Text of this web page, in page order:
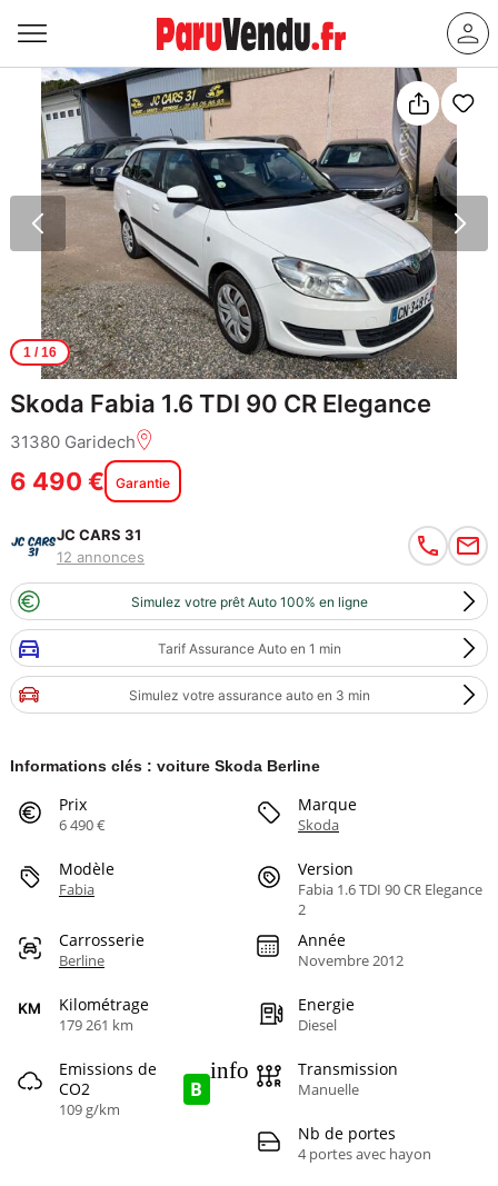
1/ 16
Skoda Fabia 1.6 TDI 90 CR Elegance
31380 Garidech
6 490 € Garantie
JC CARS 31
12 annonces
Simulez votre prêt Auto 100% en ligne
Tarif Assurance Auto en 1 min
Simulez votre assurance auto en 3 min
Informations clés : voiture Skoda Berline
Prix
6 490 €
Marque
Skoda
Modèle
Fabia
Version
Fabia 1.6 TDI 90 CR Elegance
2
Carrosserie
Berline
Année
Novembre 2012
Kilométrage
179 261 km
Energie
Diesel
Emissions de
CO2
109 g/km
B
info Transmission
Manuelle
Nb de portes
4 portes avec hayon